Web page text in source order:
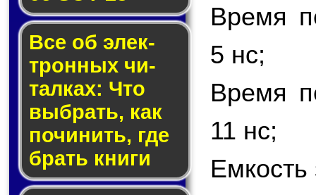
Все об элек­
трон­ных чи­
тал­ках: Что
выб­рать, как
по­чи­нить, где
брать кни­ги
Время
5 нс;
Время
11 нс;
Емкость